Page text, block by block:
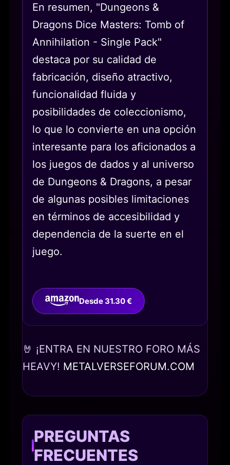
En resumen, "Dungeons &
Dragons Dice Masters: Tomb of
Annihilation - Single Pack"
destaca por su calidad de
fabricación, diseño atractivo,
funcionalidad fluida y
posibilidades de coleccionismo,
lo que lo convierte en una opción
interesante para los aficionados a
los juegos de dados y al universo
de Dungeons & Dragons, a pesar
de algunas posibles limitaciones
en términos de accesibilidad y
dependencia de la suerte en el
juego.
Desde 31.30 €
🤘 ¡ENTRA EN NUESTRO FORO MÁS
HEAVY! METALVERSEFORUM.COM
PREGUNTAS
FRECUENTES